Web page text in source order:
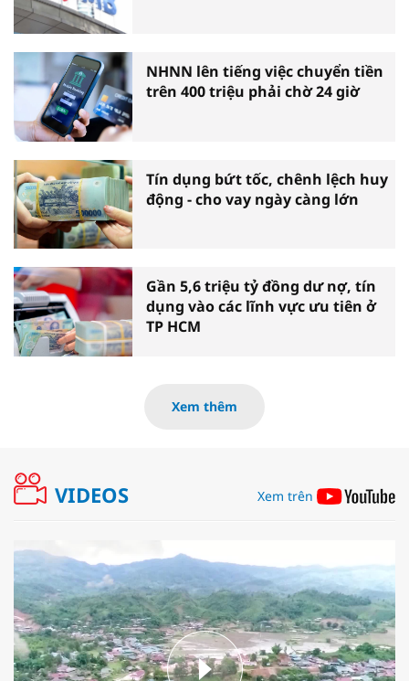
NHNN lên tiếng việc chuyển tiền
trên 400 triệu phải chờ 24 giờ
Tín dụng bứt tốc, chênh lệch huy
động - cho vay ngày càng lớn
Gần 5,6 triệu tỷ đồng dư nợ, tín
dụng vào các lĩnh vực ưu tiên ở
TP HCM
Xem thêm
VIDEOS Xem trên